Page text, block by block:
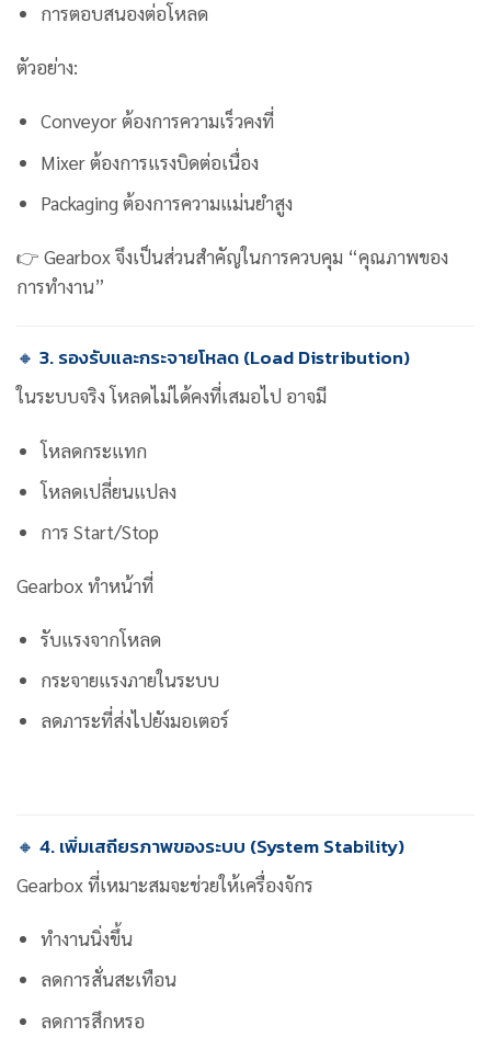
การตอบสนองต่อโหลด
ตัวอย่าง:
Conveyor ต้องการความเร็วคงที่
Mixer ต้องการแรงบิดต่อเนื่อง
Packaging ต้องการความแม่นยำสูง
👉 Gearbox จึงเป็นส่วนสำคัญในการควบคุม “คุณภาพของ
การทำงาน”
🔸 3. รองรับและกระจายโหลด (Load Distribution)
ในระบบจริง โหลดไม่ได้คงที่เสมอไป อาจมี
โหลดกระแทก
โหลดเปลี่ยนแปลง
การ Start/Stop
Gearbox ทำหน้าที่
รับแรงจากโหลด
กระจายแรงภายในระบบ
ลดภาระที่ส่งไปยังมอเตอร์
🔸 4. เพิ่มเสถียรภาพของระบบ (System Stability)
Gearbox ที่เหมาะสมจะช่วยให้เครื่องจักร
ทำงานนิ่งขึ้น
ลดการสั่นสะเทือน
ลดการสึกหรอ